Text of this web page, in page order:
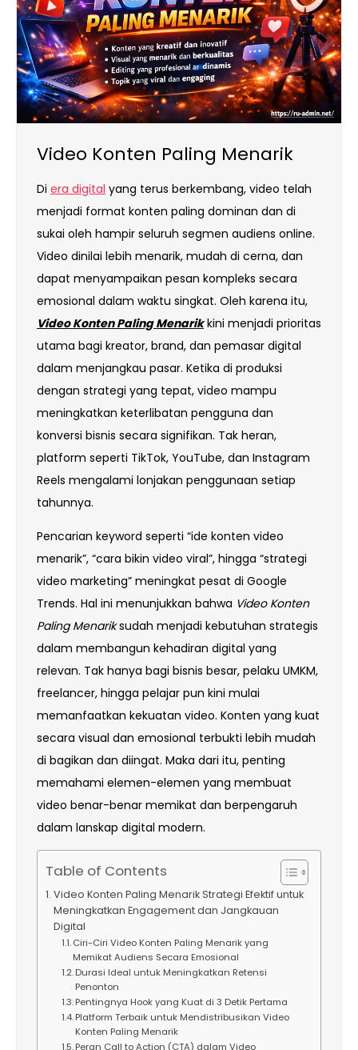
Video Konten Paling Menarik
Di era digital yang terus berkembang, video telah
menjadi format konten paling dominan dan di
sukai oleh hampir seluruh segmen audiens online.
Video dinilai lebih menarik, mudah di cerna, dan
dapat menyampaikan pesan kompleks secara
emosional dalam waktu singkat. Oleh karena itu,
Video Konten Paling Menarikkini menjadi prioritas
utama bagi kreator, brand, dan pemasar digital
dalam menjangkau pasar. Ketika di produksi
dengan strategi yang tepat, video mampu
meningkatkan keterlibatan pengguna dan
konversi bisnis secara signifikan. Tak heran,
platform seperti TikTok, YouTube, dan Instagram
Reels mengalami lonjakan penggunaan setiap
tahunnya.
Pencarian keyword seperti “ide konten video
menarik”, “cara bikin video viral”, hingga “strategi
video marketing” meningkat pesat di Google
Trends. Hal ini menunjukkan bahwa Video Konten
Paling Menariksudah menjadi kebutuhan strategis
dalam membangun kehadiran digital yang
relevan. Tak hanya bagi bisnis besar, pelaku UMKM,
freelancer, hingga pelajar pun kini mulai
memanfaatkan kekuatan video. Konten yang kuat
secara visual dan emosional terbukti lebih mudah
di bagikan dan diingat. Maka dari itu, penting
memahami elemen-elemen yang membuat
video benar-benar memikat dan berpengaruh
dalam lanskap digital modern.
Table of Contents
Video Konten Paling Menarik Strategi Efektif untuk
Meningkatkan Engagement dan Jangkauan
Digital
Ciri-Ciri Video Konten Paling Menarik yang
Memikat Audiens Secara Emosional
Durasi Ideal untuk Meningkatkan Retensi
Penonton
Pentingnya Hook yang Kuat di 3 Detik Pertama
Platform Terbaik untuk Mendistribusikan Video
Konten Paling Menarik
Peran Call to Action (CTA) dalam Video